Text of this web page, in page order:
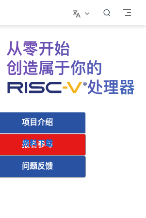
项目介绍
资料下载
报名参与
问题反馈